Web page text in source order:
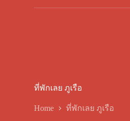
ที่พักเลย ภูเรือ
Home ที่พักเลย ภูเรือ